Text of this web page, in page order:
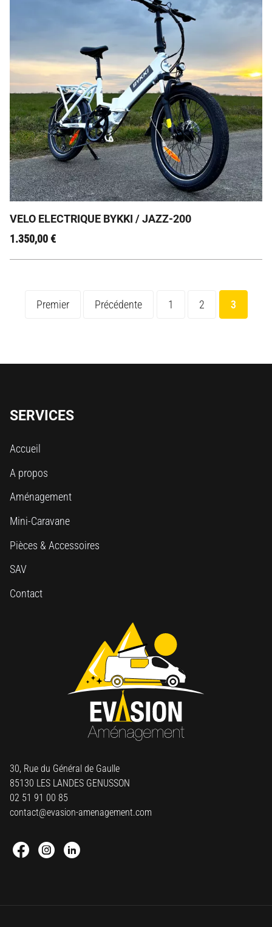
Le Bykki Jazz-200 : Le VAE Pliant qui Ouvre Tous les
Chemins !
VELO ELECTRIQUE BYKKI / JAZZ-200
1.350,00€
Premier Précédente 1 2 3
SERVICES
Accueil
A propos
Aménagement
Mini-Caravane
Pièces & Accessoires
SAV
Contact
30, Rue du Général de Gaulle
85130 LES LANDES GENUSSON
02 51 91 00 85
contact@evasion-amenagement.com
Facebook : Round
Instagram : Round
Linkedin : Round